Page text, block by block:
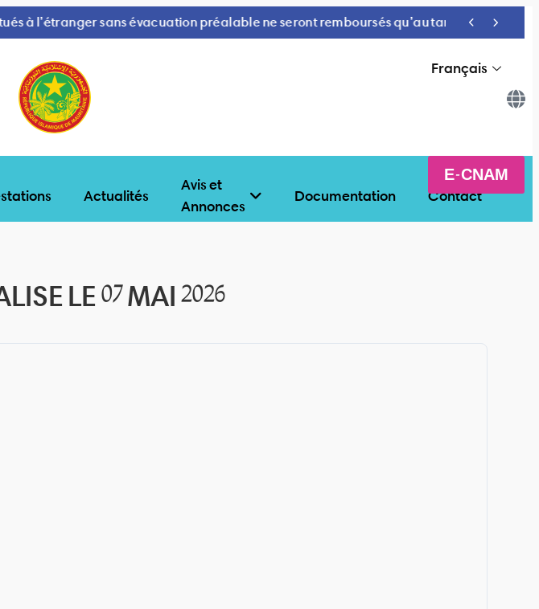
ne seront remboursés qu’au tarif national.
Français
Actualités
Avis et
Annonces
Documentation Contact
E-CNAM
LE 07 MAI 2026